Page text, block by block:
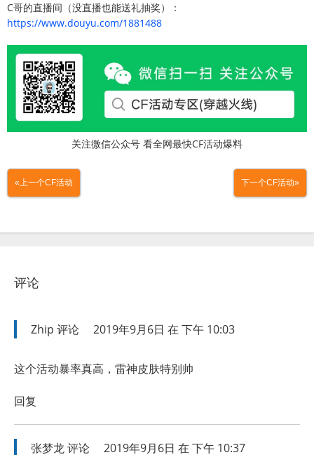
C哥的直播间（没直播也能送礼抽奖）：
https://www.douyu.com/1881488
关注微信公众号 看全网最快CF活动爆料
«上一个CF活动 下一个CF活动»
评论
Zhip 评论 2019年9月6日 在 下午 10:03
这个活动暴率真高，雷神皮肤特别帅
回复
张梦龙评论 2019年9月6日 在 下午 10:37